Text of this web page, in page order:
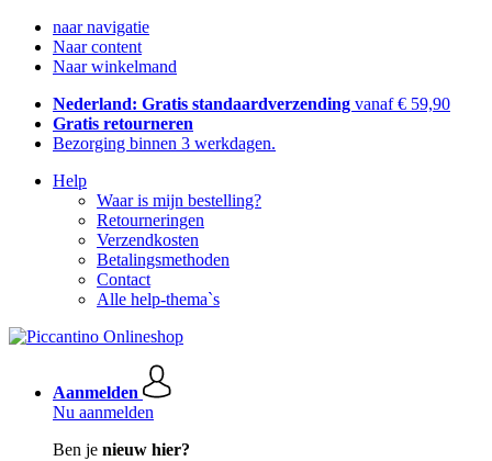
naar navigatie
Naar content
Naar winkelmand
Nederland: Gratis standaardverzending vanaf € 59,90
Gratis retourneren
Bezorging binnen 3 werkdagen.
Help
Waar is mijn bestelling?
Retourneringen
Verzendkosten
Betalingsmethoden
Contact
Alle help-thema`s
Aanmelden
Nu aanmelden
Ben je nieuw hier?